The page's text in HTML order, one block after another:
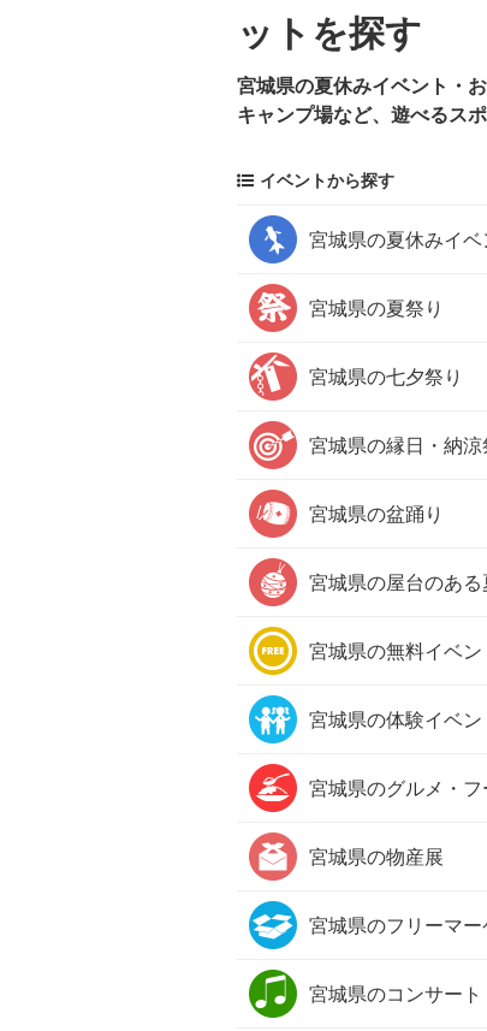
ットを探す
宮城県の夏休みイベント・
キャンプ場など、遊べるス
イベントから探す
宮城県の夏休みイベ
宮城県の夏祭り
宮城県の七夕祭り
宮城県の縁日・納涼
宮城県の盆踊り
宮城県の屋台のある
宮城県の無料イベン
宮城県の体験イベ
宮城県のグルメ・
宮城県の物産展
宮城県のフリーマー
宮城県のコンサー